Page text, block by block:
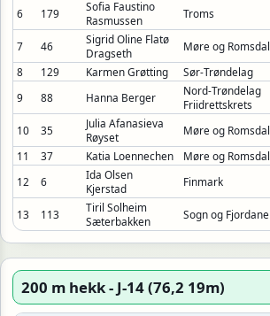
6 179
Sofia Faustino
Rasmussen
Troms
7 46
Sigrid Oline Flatø
Dragseth
Møre og Romsdal
8
129 Karmen Grøtting Sør-Trøndelag
9
88 Hanna Berger
Nord-Trøndelag
Friidrettskrets
10 35
Julia Afanasieva
Røyset
Møre og Romsdal
11
37 Katia Loennechen Møre og Romsdal
12
6
Ida Olsen
Kjerstad
Finmark
13 113
Tiril Solheim
Sæterbakken
Sogn og Fjordane
200 m hekk - J-14 (76,2 19m)